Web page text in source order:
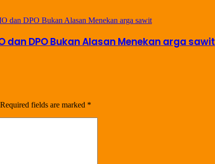
dan DPO Bukan Alasan Menekan arga sawit
Required fields are marked *